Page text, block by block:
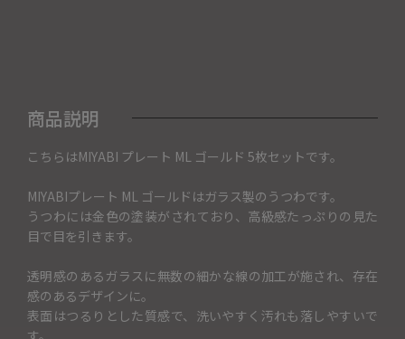
商品説明
こちらはMIYABI プレート ML ゴールド 5枚セットです。
MIYABIプレート ML ゴールドはガラス製のうつわです。
うつわには金色の塗装がされており、高級感たっぷりの見た
目で目を引きます。
透明感のあるガラスに無数の細かな線の加工が施され、存在
感のあるデザインに。
表面はつるりとした質感で、洗いやすく汚れも落しやすいで
す。